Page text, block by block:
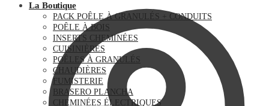
La Boutique
PACK POÊLE À GRANULÉS + CONDUITS
POÊLE À BOIS
INSERTS CHEMINÉES
CUISINIÈRES
POÊLES À GRANULÉS
CHAUDIÈRES
FUMISTERIE
BRASERO PLANCHA
CHEMINÉES ÉLECTRIQUES